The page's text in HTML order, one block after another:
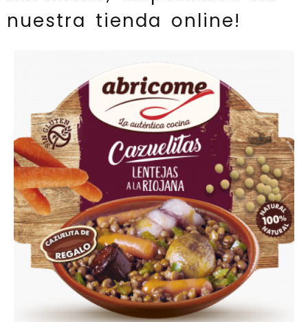
nuestra tienda online!